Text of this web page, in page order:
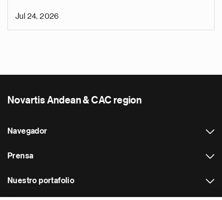
Jul 24, 2026
Novartis Andean & CAC region
Navegador
Prensa
Nuestro portafolio